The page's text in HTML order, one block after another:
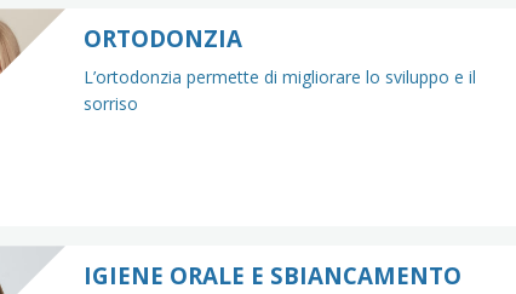
ORTODONZIA
L’ortodonzia permette di migliorare lo sviluppo e il
sorriso
IGIENE ORALE E SBIANCAMENTO